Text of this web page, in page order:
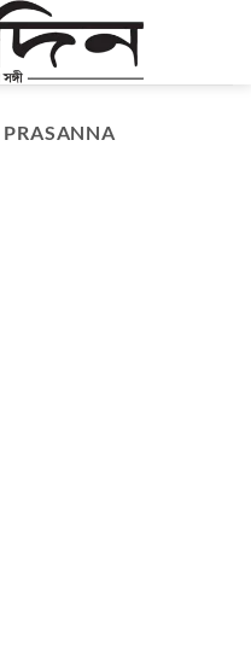
PRASANNA